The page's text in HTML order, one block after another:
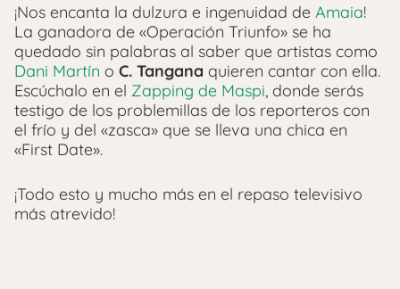
¡Nos encanta la dulzura e ingenuidad de Amaia!
La ganadora de «Operación Triunfo» se ha
quedado sin palabras al saber que artistas como
Dani Martín o C. Tangana quieren cantar con ella.
Escúchalo en el Zapping de Maspi, donde serás
testigo de los problemillas de los reporteros con
el frío y del «zasca» que se lleva una chica en
«First Date».
¡Todo esto y mucho más en el repaso televisivo
más atrevido!